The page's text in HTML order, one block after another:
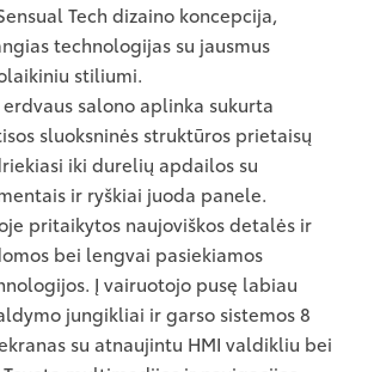
Tech dizaino koncepcija,
technologijas su jausmus
stiliumi.
salono aplinka sukurta
sluoksninės struktūros prietaisų
iki durelių apdailos su
ir ryškiai juoda panele.
pritaikytos naujoviškos detalės ir
bei lengvai pasiekiamos
Į vairuotojo pusę labiau
jungikliai ir garso sistemos 8
su atnaujintu HMI valdikliu bei